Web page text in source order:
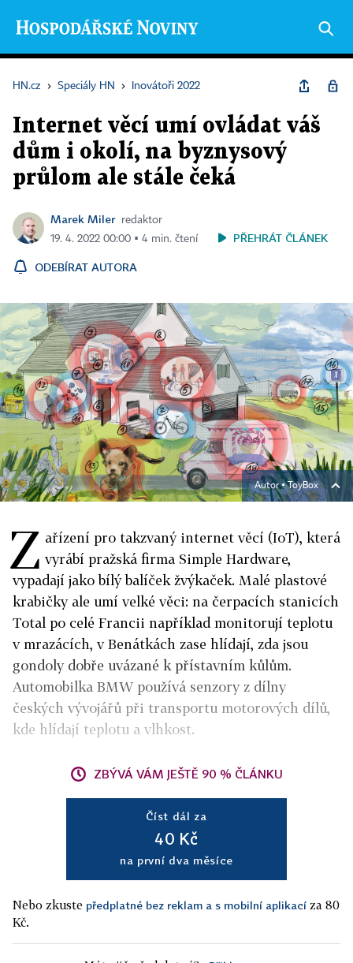
HN.cz › Speciály HN › Inovátoři 2022
Internet věcí umí ovládat váš
dům i okolí, na byznysový
průlom ale stále čeká
Marek Miler
redaktor
19. 4. 2022 00:00 ▪ 4 min. čtení
PŘEHRÁT ČLÁNEK
ODEBÍRAT AUTORA
Autor ▪ToyBox
Z ařízení pro takzvaný internet věcí (IoT), která
vyrábí pražská firma Simple Hardware,
vypadají jako bílý balíček žvýkaček. Malé plastové
krabičky ale umí velké věci: na čerpacích stanicích
Total po celé Francii například monitorují teplotu
v mrazácích, v Benátkách zase hlídají, zda jsou
gondoly dobře uvázané k přístavním kůlům.
Automobilka BMW používá senzory z dílny
českých vývojářů při transportu motorových dílů,
kde hlídají teplotu a vlhkost.
ZBÝVÁ VÁM JEŠTĚ 90 % ČLÁNKU
Číst dál za
40 Kč
na první dva měsíce
Nebo zkuste předplatné bez reklam a s mobilní aplikací za 80
Kč.